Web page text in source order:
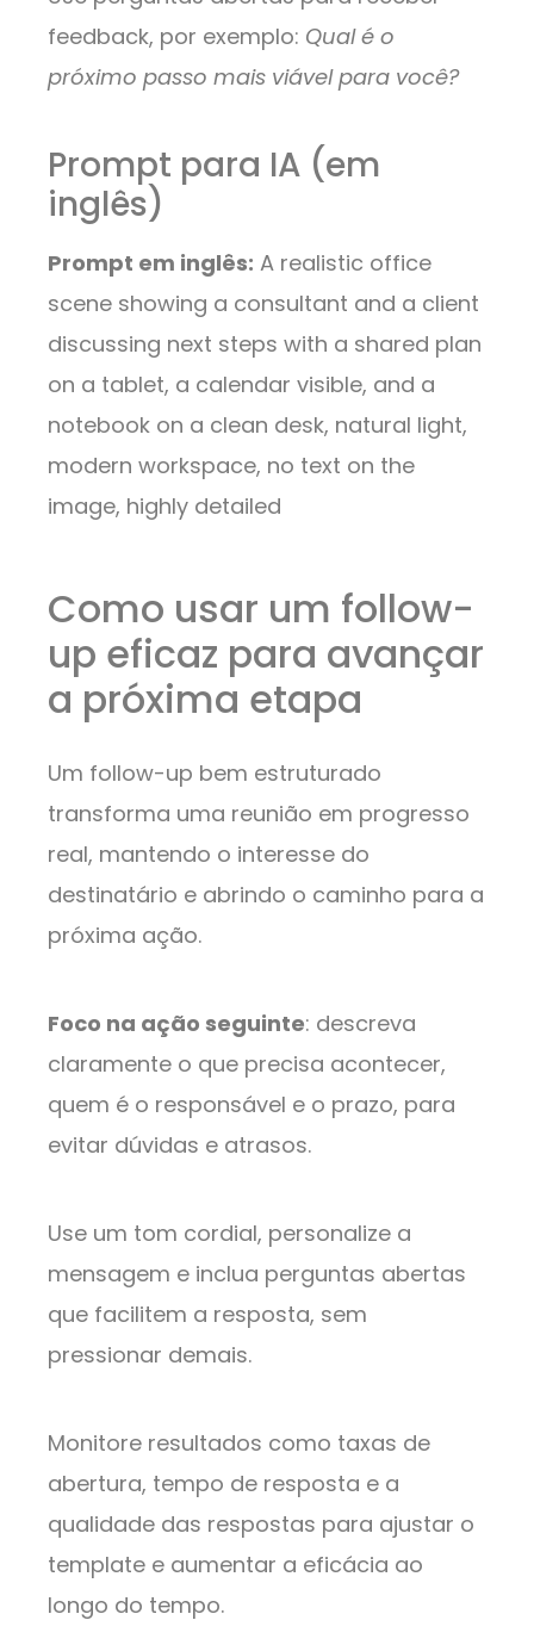
feedback, por exemplo: Qual é o
próximo passo mais viável para você?
Prompt para IA (em
inglês)
Prompt em inglês: A realistic office
scene showing a consultant and a client
discussing next steps with a shared plan
on a tablet, a calendar visible, and a
notebook on a clean desk, natural light,
modern workspace, no text on the
image, highly detailed
Como usar um follow-
up eficaz para avançar
a próxima etapa
Um follow-up bem estruturado
transforma uma reunião em progresso
real, mantendo o interesse do
destinatário e abrindo o caminho para a
próxima ação.
Foco na ação seguinte: descreva
claramente o que precisa acontecer,
quem é o responsável e o prazo, para
evitar dúvidas e atrasos.
Use um tom cordial, personalize a
mensagem e inclua perguntas abertas
que facilitem a resposta, sem
pressionar demais.
Monitore resultados como taxas de
abertura, tempo de resposta e a
qualidade das respostas para ajustar o
template e aumentar a eficácia ao
longo do tempo.